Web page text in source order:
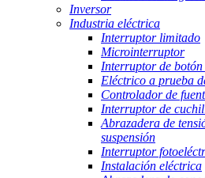
Inversor
Industria eléctrica
Interruptor limitado
Microinterruptor
Interruptor de
Eléctrico a prueba
Controlador de
Interruptor de
Abrazadera de
suspensión
Interruptor
Instalación eléctrica